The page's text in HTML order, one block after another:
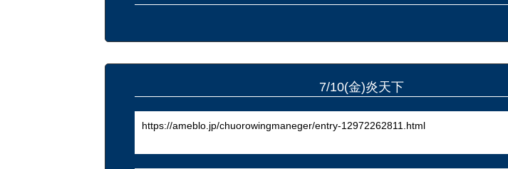
7/10(金)炎天下
https://ameblo.jp/chuorowingmaneger/entry-12972262811.html